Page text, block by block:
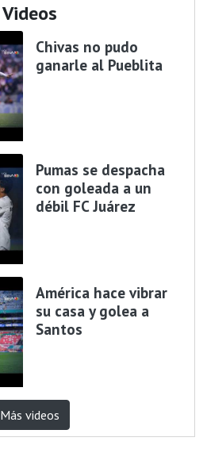
Videos
Chivas no pudo
ganarle al Pueblita
Pumas se despacha
con goleada a un
débil FC Juárez
América hace vibrar
su casa y golea a
Santos
Más videos